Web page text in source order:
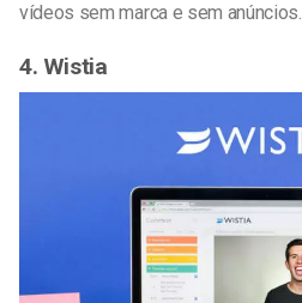
vídeos sem marca e sem anúncios.
4. Wistia